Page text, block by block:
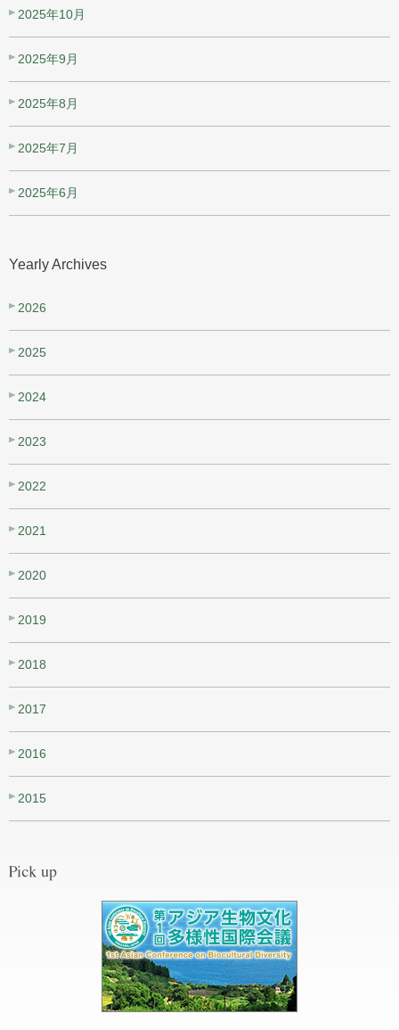
2025年10月
2025年9月
2025年8月
2025年7月
2025年6月
Yearly Archives
2026
2025
2024
2023
2022
2021
2020
2019
2018
2017
2016
2015